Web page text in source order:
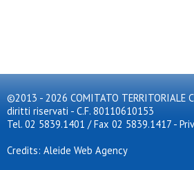
©2013 - 2026 COMITATO TERRITORIALE
diritti riservati - C.F. 80110610153
Tel. 02 5839.1401 / Fax 02 5839.1417 -
Credits: Aleide Web Agency